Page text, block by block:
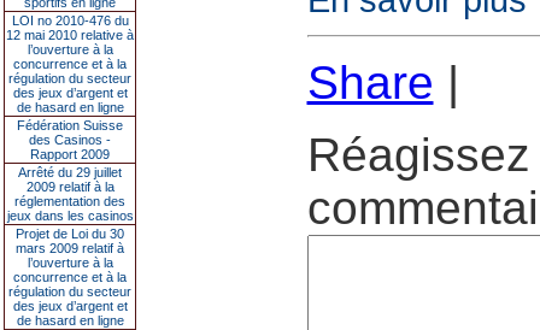
LOI no 2010-476 du
12 mai 2010 relative à
l’ouverture à la
concurrence et à la
régulation du secteur
des jeux d’argent et
de hasard en ligne
Fédération Suisse
des Casinos -
Rapport 2009
Arrêté du 29 juillet
2009 relatif à la
réglementation des
jeux dans les casinos
Projet de Loi du 30
mars 2009 relatif à
l’ouverture à la
concurrence et à la
régulation du secteur
des jeux d’argent et
de hasard en ligne
Share |